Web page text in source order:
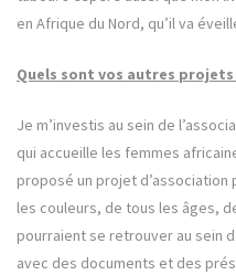
en Afrique du Nord, qu’il va
Quels sont vos autres
Je m’investis au sein de
qui accueille les femmes
proposé un projet
les couleurs, de tous les âges,
pourraient se retrouver au sein
avec des documents et des